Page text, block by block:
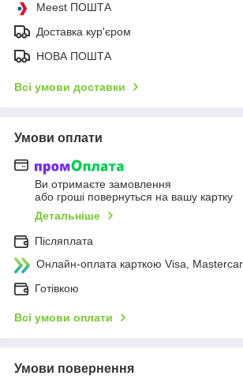
Meest ПОШТА
Доставка кур'єром
НОВА ПОШТА
Всі умови доставки
Умови оплати
Ви отримаєте замовлення
або гроші повернуться на вашу картку
Детальніше
Післяплата
Онлайн-оплата карткою Visa,
Готівкою
Всі умови оплати
Умови повернення